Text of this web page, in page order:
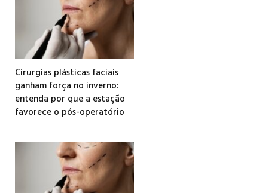
Cirurgias plásticas faciais
ganham força no inverno:
entenda por que a estação
favorece o pós-operatório